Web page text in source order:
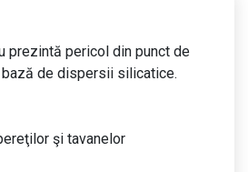
prezintă pericol din punct de
de dispersii silicatice.
şi tavanelor